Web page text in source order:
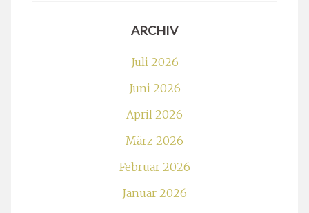
ARCHIV
Juli 2026
Juni 2026
April 2026
März 2026
Februar 2026
Januar 2026